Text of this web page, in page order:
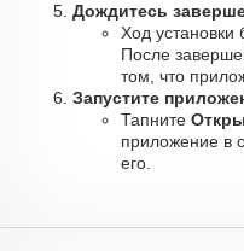
Дождитесь
Ход установки
После
том, что
Запустите
Тапните
приложение в
его.